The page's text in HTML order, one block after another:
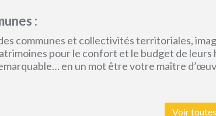
:
communes et collectivités territoriales,
pour le confort et le budget de
en un mot être votre maître
Voir